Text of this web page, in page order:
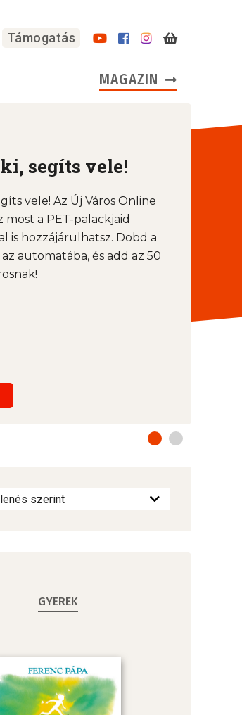
Támogatás
MAGAZIN
segíts vele!
vele! Az Új Város Online
a PET-palackjaid
is hozzájárulhatsz. Dobd a
automatába, és add az 50
GYEREK